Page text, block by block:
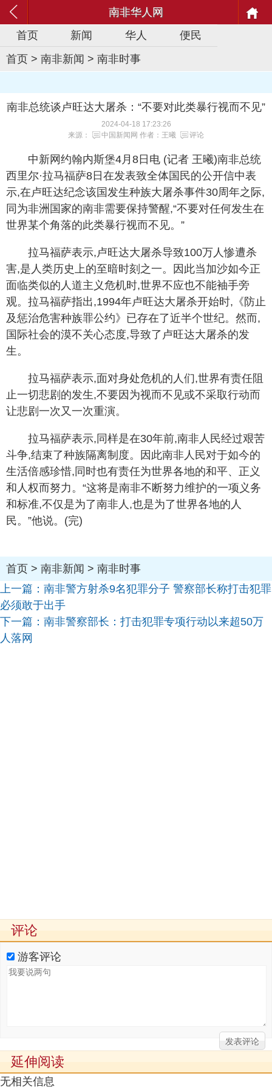
南非华人网
首页
新闻 华人
便民
首页 > 南非新闻 > 南非时事
南非总统谈卢旺达大屠杀：“不要对此类暴行视而不见”
2024-04-18 17:23:26
来源：
中国新闻网 作者：王曦 评论
中新网约翰内斯堡4月8日电 (记者 王曦)南非总统
西里尔·拉马福萨8日在发表致全体国民的公开信中表
示,在卢旺达纪念该国发生种族大屠杀事件30周年之际,
同为非洲国家的南非需要保持警醒,“不要对任何发生在
世界某个角落的此类暴行视而不见。”
拉马福萨表示,卢旺达大屠杀导致100万人惨遭杀
害,是人类历史上的至暗时刻之一。因此当加沙如今正
面临类似的人道主义危机时,世界不应也不能袖手旁
观。拉马福萨指出,1994年卢旺达大屠杀开始时,《防止
及惩治危害种族罪公约》已存在了近半个世纪。然而,
国际社会的漠不关心态度,导致了卢旺达大屠杀的发
生。
拉马福萨表示,面对身处危机的人们,世界有责任阻
止一切悲剧的发生,不要因为视而不见或不采取行动而
让悲剧一次又一次重演。
拉马福萨表示,同样是在30年前,南非人民经过艰苦
斗争,结束了种族隔离制度。因此南非人民对于如今的
生活倍感珍惜,同时也有责任为世界各地的和平、正义
和人权而努力。“这将是南非不断努力维护的一项义务
和标准,不仅是为了南非人,也是为了世界各地的人
民。”他说。(完)
首页 > 南非新闻 > 南非时事
上一篇： 南非警方射杀9名犯罪分子 警察部长称打击犯罪
必须敢于出手
下一篇： 南非警察部长：打击犯罪专项行动以来超50万
人落网
评论
游客评论
延伸阅读
无相关信息